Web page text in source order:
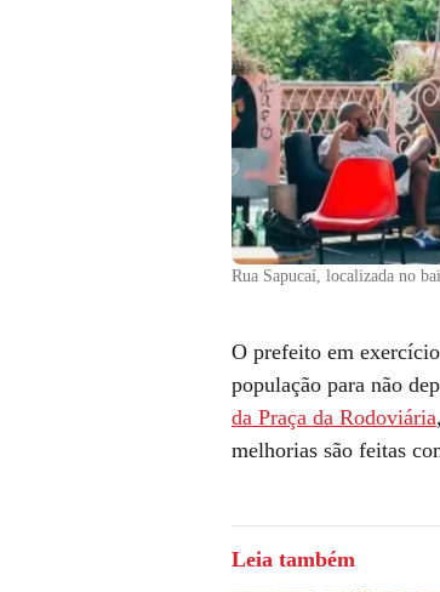
Rua Sapucaí, localizada no
O prefeito em
população para não
da Praça da Rodoviária
melhorias são feitas
Leia também